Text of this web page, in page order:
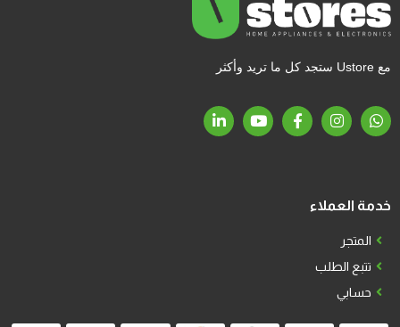
مع Ustore ستجد كل ما تريد وأكثر
خدمة العملاء
المتجر
تتبع الطلب
حسابي